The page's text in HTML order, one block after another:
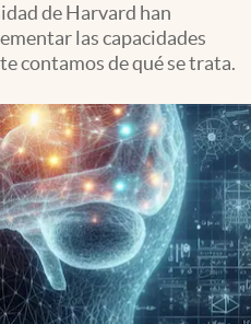
de Harvard han
las capacidades
contamos de qué se trata.